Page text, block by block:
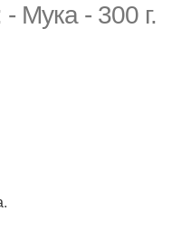
Мука - 300 г.